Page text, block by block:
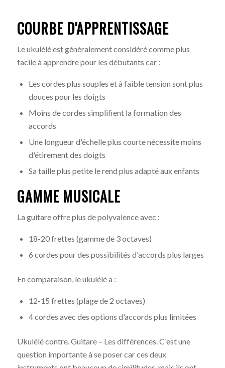
COURBE D'APPRENTISSAGE
Le ukulélé est généralement considéré comme plus
facile à apprendre pour les débutants car :
Les cordes plus souples et à faible tension sont plus
douces pour les doigts
Moins de cordes simplifient la formation des
accords
Une longueur d'échelle plus courte nécessite moins
d'étirement des doigts
Sa taille plus petite le rend plus adapté aux enfants
GAMME MUSICALE
La guitare offre plus de polyvalence avec :
18-20 frettes (gamme de 3 octaves)
6 cordes pour des possibilités d'accords plus larges
En comparaison, le ukulélé a :
12-15 frettes (plage de 2 octaves)
4 cordes avec des options d'accords plus limitées
Ukulélé contre. Guitare – Les différences. C'est une
question importante à se poser car ces deux